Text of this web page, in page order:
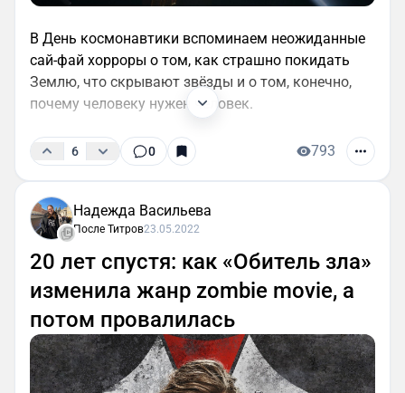
В День космонавтики вспоминаем неожиданные
сай-фай хорроры о том, как страшно покидать
Землю, что скрывают звёзды и о том, конечно,
почему человеку нужен человек.
6 0 793
Надежда Васильева
После Титров23.05.2022
20 лет спустя: как «Обитель зла»
изменила жанр zombie movie, а
потом провалилась